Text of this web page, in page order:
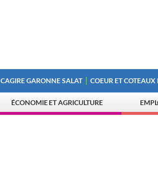
CAGIRE GARONNE SALAT COEUR ET
ÉCONOMIE ET AGRICULTURE